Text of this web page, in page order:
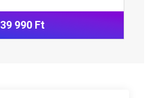
39 990 Ft